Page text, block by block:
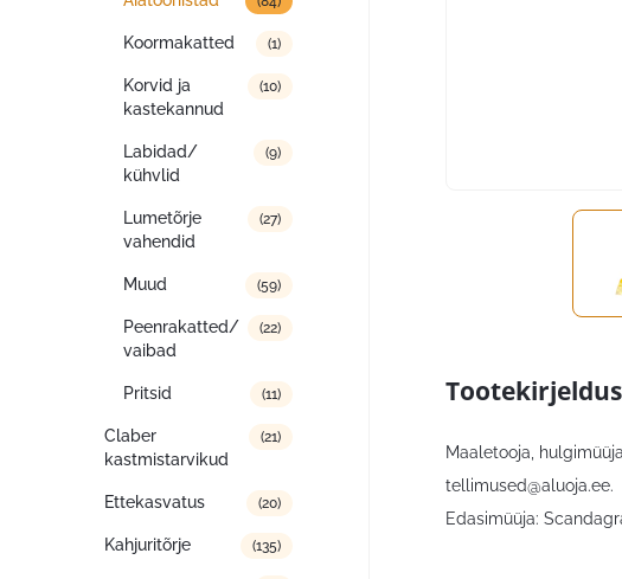
Koormakatted (1)
Korvid ja
kastekannud
(10)
Labidad/
kühvlid
(9)
Lumetõrje
vahendid
(27)
Muud (59)
Peenrakatted/
vaibad
(22)
Pritsid (11)
Claber
kastmistarvikud
(21)
Ettekasvatus (20)
Kahjuritõrje (135)
Tootekirjeldus
Maaletooja,
tellimused@aluoja.ee.
Edasimüüja: